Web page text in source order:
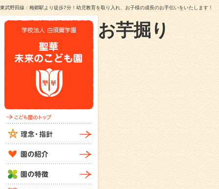
東武野田線：梅郷駅より徒歩7分！幼児教育を取り入れ、お子様の成長のお手伝いをいたします！
お芋掘り